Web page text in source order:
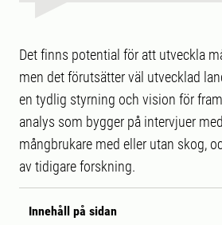
Det finns potential för att utveckla
men det förutsätter väl utvecklad
en tydlig styrning och vision för
analys som bygger på intervjuer
mångbrukare med eller utan skog,
av tidigare forskning.
Innehåll på sidan